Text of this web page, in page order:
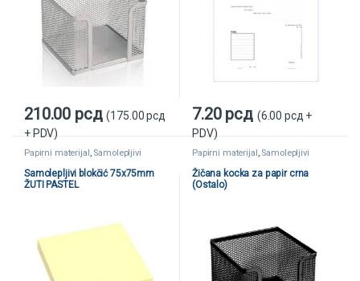
210.00 рсд (175.00рсд
+ PDV)
7.20 рсд (6.00 рсд +
PDV)
Papirni materijal, Samolepljivi
blokčići
Samolepljivi blokčić 75x75mm
ŽUTI PASTEL
Papirni materijal, Samolepljivi
blokčići
Žičana kocka za papir crna
(Ostalo)